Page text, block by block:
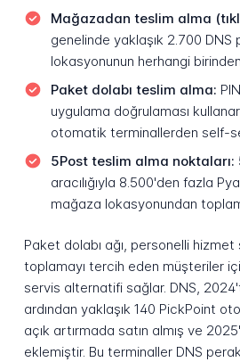
Mağazadan teslim alma
genelinde yaklaşık 2.700 DNS
lokasyonunun herhangi
Paket dolabı teslim alma:
uygulama doğrulaması
otomatik terminallerden self-
5Post teslim alma noktaları:
aracılığıyla 8.500'den fazla
mağaza lokasyonundan
Paket dolabı ağı, personelli
toplamayı tercih eden müşteriler
servis alternatifi sağlar. DNS,
ardından yaklaşık 140 PickPoint
açık artırmada satın almış ve
eklemiştir. Bu terminaller DNS